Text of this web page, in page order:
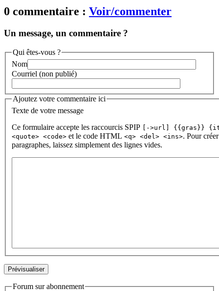
0 commentaire : Voir/commenter
Un message, un commentaire ?
Qui êtes-vous ?
Nom
Courriel (non publié)
Ajoutez votre commentaire ici
Texte de votre message
Ce formulaire accepte les raccourcis SPIP
[->url] {{gras}}
<quote> <code> et le code HTML <q> <del> <ins>. Pour
paragraphes, laissez simplement des lignes vides.
Forum sur abonnement